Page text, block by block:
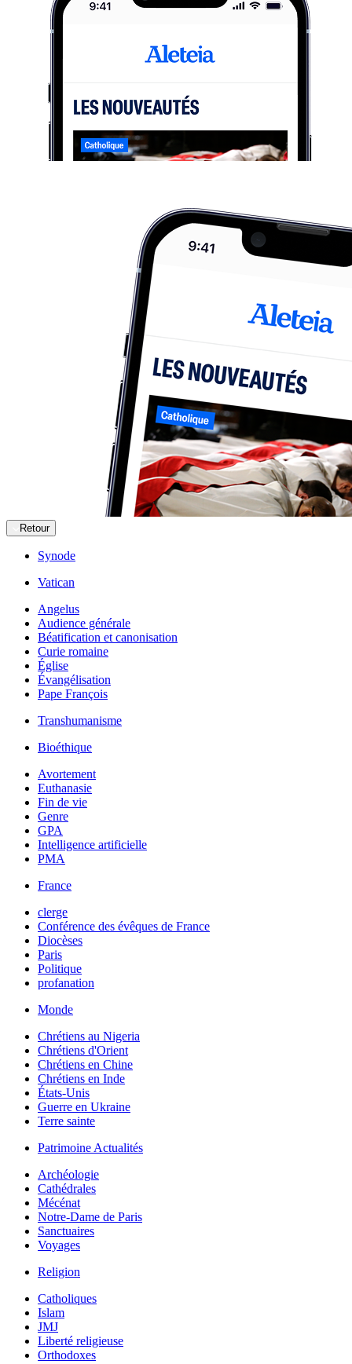
Retour
Synode
Vatican
Angelus
Audience générale
Béatification et canonisation
Curie romaine
Église
Évangélisation
Pape François
Transhumanisme
Bioéthique
Avortement
Euthanasie
Fin de vie
Genre
GPA
Intelligence artificielle
PMA
France
clerge
Conférence des évêques de France
Diocèses
Paris
Politique
profanation
Monde
Chrétiens au Nigeria
Chrétiens d'Orient
Chrétiens en Chine
Chrétiens en Inde
États-Unis
Guerre en Ukraine
Terre sainte
Patrimoine Actualités
Archéologie
Cathédrales
Mécénat
Notre-Dame de Paris
Sanctuaires
Voyages
Religion
Catholiques
Islam
JMJ
Liberté religieuse
Orthodoxes